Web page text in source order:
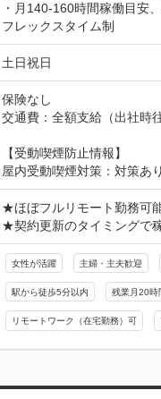
・月140-160時間稼働目安
フレックスタイム制
土日祝日
保険なし
交通費：全額支給（出社時
【受動喫煙防止情報】
屋内受動喫煙対策：対策あり
★ほぼフルリモート勤務可
★契約更新のタイミングで
女性が活躍 主婦・主夫歓迎
駅から徒歩5分以内 残業月20時
リモートワーク（在宅勤務）可